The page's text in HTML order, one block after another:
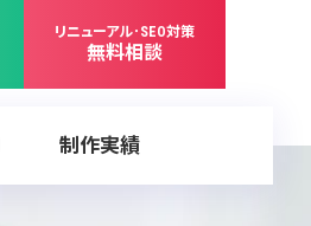
リニューアル･SEO対策
無料相談
制作実績